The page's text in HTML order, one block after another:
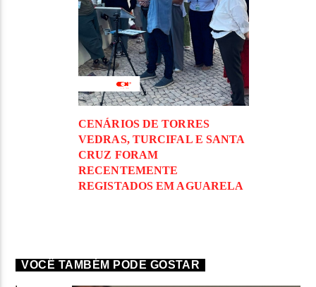
CENÁRIOS DE TORRES
VEDRAS, TURCIFAL E SANTA
CRUZ FORAM
RECENTEMENTE
REGISTADOS EM AGUARELA
VOCÊ TAMBÉM PODE GOSTAR